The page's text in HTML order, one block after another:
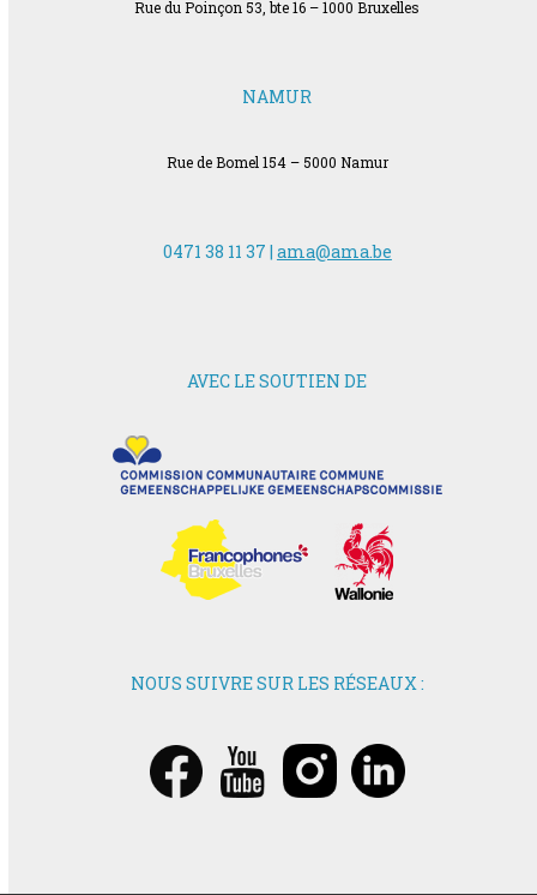
Rue du Poinçon 53, bte 16 – 1000 Bruxelles
NAMUR
Rue de Bomel 154 – 5000 Namur
0471 38 11 37 | ama@ama.be
AVEC LE SOUTIEN DE
NOUS SUIVRE SUR LES RÉSEAUX :